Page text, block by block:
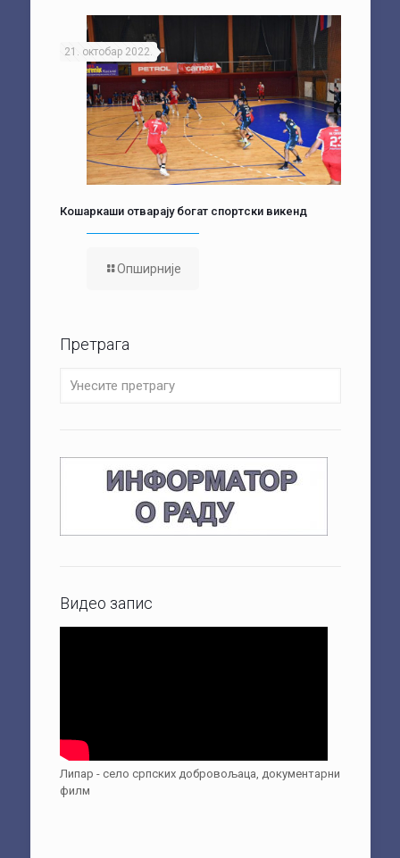
21. октобар 2022.
Кошаркаши отварају богат спортски викенд
Опширније
Претрага
Видео запис
Липар - село српских добровољаца, документарни
филм